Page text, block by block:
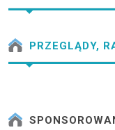
PRZEGLĄDY,